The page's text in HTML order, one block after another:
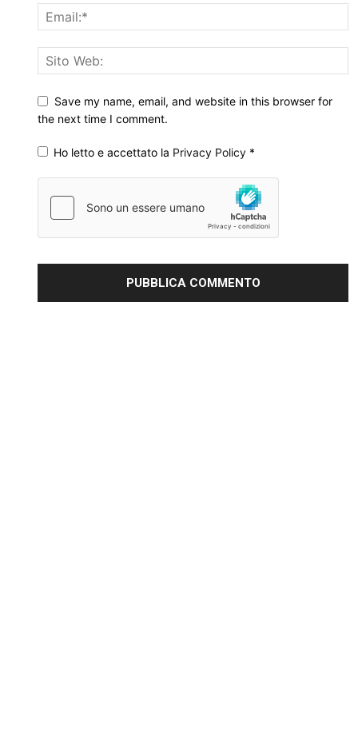
Save my name, email, and website in this browser for
the next time I comment.
Ho letto e accettato la Privacy Policy *